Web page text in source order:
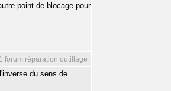
point de blocage pour
forum réparation outillage
du sens de